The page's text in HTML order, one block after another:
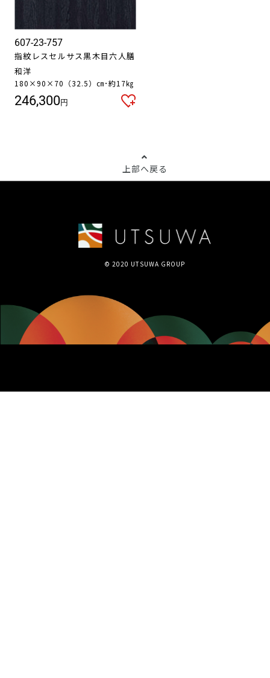
607-23-757
指紋レスセルサス黒木目六人膳
和洋
180×90×70（32.5）㎝･約17㎏
246,300円
上部へ戻る
© 2020 UTSUWA GROUP